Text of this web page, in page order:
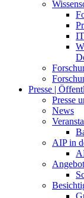
Presse |
Presse
News
AIP in